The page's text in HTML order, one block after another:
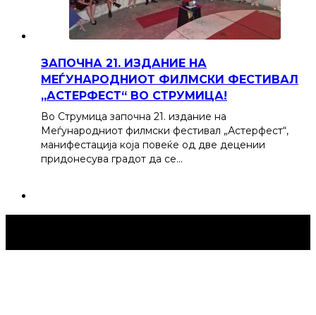
ЗАПОЧНА 21. ИЗДАНИЕ НА
МЕЃУНАРОДНИОТ ФИЛМСКИ ФЕСТИВАЛ
„АСТЕРФЕСТ“ ВО СТРУМИЦА!
Во Струмица започна 21. издание на
Меѓународниот филмски фестивал „Астерфест“,
манифестација која повеќе од две децении
придонесува градот да се…